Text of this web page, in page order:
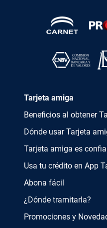
Tarjeta amiga
Beneficios al obtener
Dónde usar Tarjeta
Tarjeta amiga es
Usa tu crédito en App
Abona fácil
¿Dónde tramitarla?
Promociones y